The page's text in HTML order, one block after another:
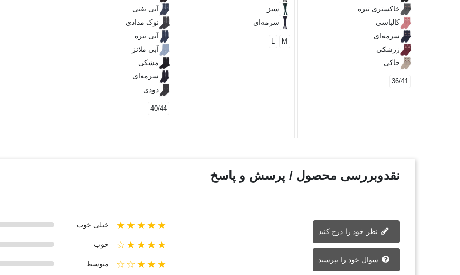
خاکستری تیره
کالباسی
سرمه‌ای
زرشکی
خاکی
36/41
سبز
سرمه‌ای
M
L
آبی نفتی
نوک مدادی
آبی تیره
آبی ملانژ
مشکی
سرمه‌ای
دودی
40/44
نقدوبررسی محصول / پرسش و پاسخ
★★★★★ خیلی خوب
★★★★☆ خوب
★★★☆☆ متوسط
سوال خود را بپرسید